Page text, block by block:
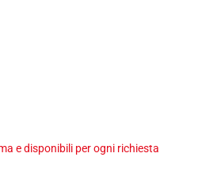
e disponibili per ogni richiesta